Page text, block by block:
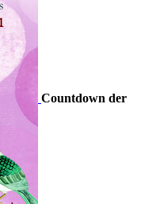
Countdown der